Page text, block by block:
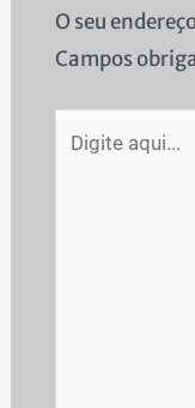
O seu
Campos
aqui...